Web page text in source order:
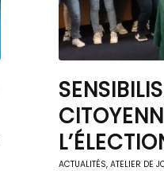
ACTUALITÉS, ATELIER DE